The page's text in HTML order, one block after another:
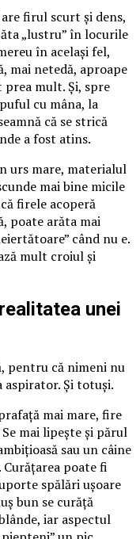
firul scurt și dens,
„lustru” în locurile
în același fel,
mai netedă, aproape
mult. Și, spre
cu mâna, la
că se strică
a fost atins.
urs mare, materialul
mai bine micile
firele acoperă
poate arăta mai
când nu e.
mult croiul și
unei
pentru că nimeni nu
aspirator. Și totuși.
mai mare, fire
Se mai lipește și părul
sau un câine
poate fi
spălări ușoare
bun se curăță
iar aspectul